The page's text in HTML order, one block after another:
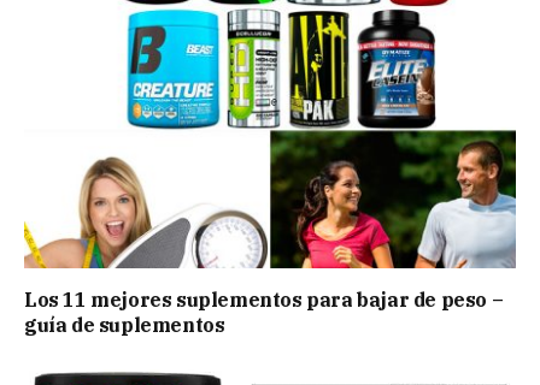
Los 11 mejores suplementos para bajar de peso –
guía de suplementos